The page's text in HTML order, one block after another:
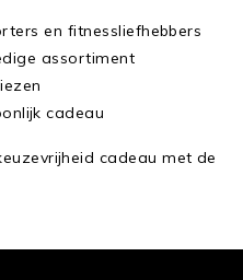
en fitnessliefhebbers
assortiment
cadeau
cadeau met de